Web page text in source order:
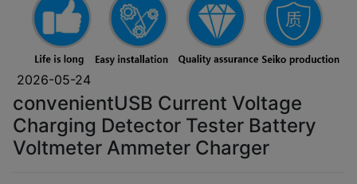
2026-05-24
convenientUSB Current Voltage
Charging Detector Tester Battery
Voltmeter Ammeter Charger